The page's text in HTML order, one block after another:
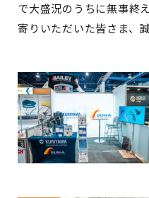
で大盛況のうちに無事終
寄りいただいた皆さま、